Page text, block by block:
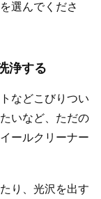
選んでくださ
浄する
などこびりつい
いなど、ただの
ールクリーナー
り、光沢を出す